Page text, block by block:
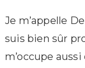
Je m’appelle
suis bien sûr
m’occupe